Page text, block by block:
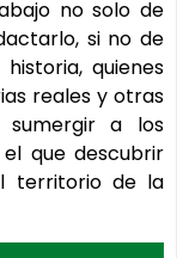
no solo de
si no de
quienes
reales y otras
a los
que descubrir
territorio de la